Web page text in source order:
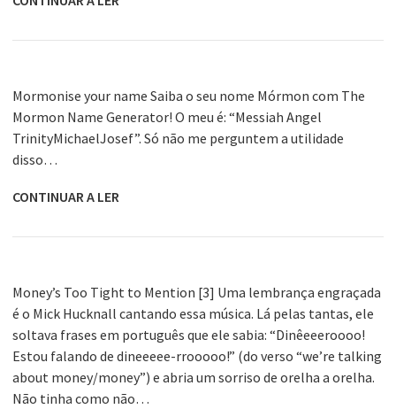
Mormonise your name Saiba o seu nome Mórmon com The
Mormon Name Generator! O meu é: “Messiah Angel
TrinityMichaelJosef”. Só não me perguntem a utilidade
disso…
CONTINUAR A LER
Money’s Too Tight to Mention [3] Uma lembrança engraçada
é o Mick Hucknall cantando essa música. Lá pelas tantas, ele
soltava frases em português que ele sabia: “Dinêeeeroooo!
Estou falando de dineeeee-rrooooo!” (do verso “we’re talking
about money/money”) e abria um sorriso de orelha a orelha.
Não tinha como não…